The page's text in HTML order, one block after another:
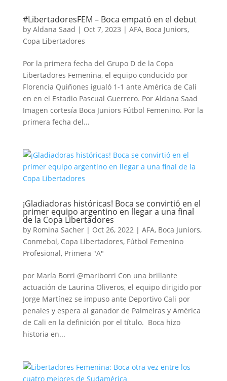
#LibertadoresFEM – Boca empató en el debut
by Aldana Saad | Oct 7, 2023 | AFA, Boca Juniors,
Copa Libertadores
Por la primera fecha del Grupo D de la Copa
Libertadores Femenina, el equipo conducido por
Florencia Quiñones igualó 1-1 ante América de Cali
en en el Estadio Pascual Guerrero. Por Aldana Saad
Imagen cortesía Boca Juniors Fútbol Femenino. Por la
primera fecha del...
¡Gladiadoras históricas! Boca se convirtió en el
primer equipo argentino en llegar a una final
de la Copa Libertadores
by Romina Sacher| Oct 26, 2022| AFA, Boca Juniors,
Conmebol, Copa Libertadores, Fútbol Femenino
Profesional, Primera "A"
por María Borri @mariborri Con una brillante
actuación de Laurina Oliveros, el equipo dirigido por
Jorge Martínez se impuso ante Deportivo Cali por
penales y espera al ganador de Palmeiras y América
de Cali en la definición por el título. Boca hizo
historia en...